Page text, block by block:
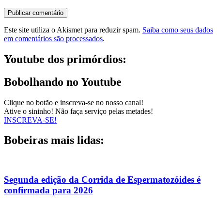
Este site utiliza o Akismet para reduzir spam. Saiba como seus dados
em comentários são processados.
Youtube dos primórdios:
Bobolhando no Youtube
Clique no botão e inscreva-se no nosso canal!
Ative o sininho! Não faça serviço pelas metades!
INSCREVA-SE!
Bobeiras mais lidas:
Segunda edição da Corrida de Espermatozóides é
confirmada para 2026